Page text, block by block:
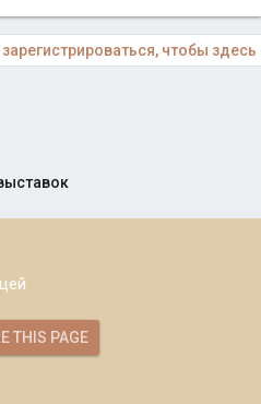
чтобы здесь
THIS PAGE